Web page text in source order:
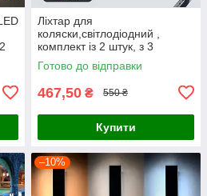
Ліхтар для
коляски,світлодіодний ,
комплект із 2 штук, з 3
режимами підсвітки, LED Pro
Light, водонепроникний IP65
Готово до відправки
467,50 ₴ 550 ₴
Купити
–10%